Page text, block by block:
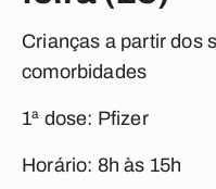
Crianças a partir dos
comorbidades
1ª dose: Pfizer
Horário: 8h às 15h